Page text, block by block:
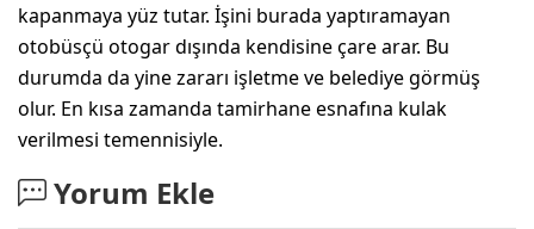
kapanmaya yüz tutar. İşini burada yaptıramayan
otobüsçü otogar dışında kendisine çare arar. Bu
durumda da yine zararı işletme ve belediye görmüş
olur. En kısa zamanda tamirhane esnafına kulak
verilmesi temennisiyle.
Yorum Ekle